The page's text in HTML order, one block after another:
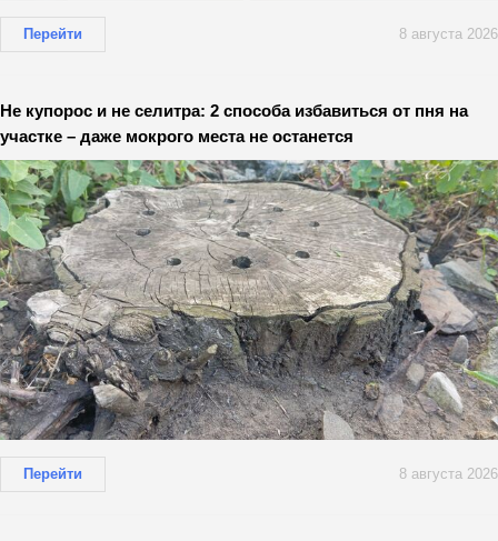
Перейти 8 августа 2026
Не купорос и не селитра: 2 способа избавиться от пня на
участке – даже мокрого места не останется
Перейти 8 августа 2026